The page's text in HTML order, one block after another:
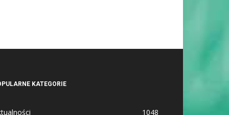
KATEGORIE
1048